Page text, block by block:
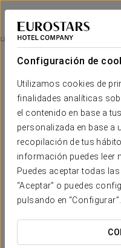
Configuración de
Utilizamos cookies de
finalidades analíticas
el contenido en base a
personalizada en base a
recopilación de tus
información puedes leer
Puedes aceptar todas
“Aceptar” o puedes
pulsando en “Configurar”.
Eurostars Magnificent Mile
CHICAGO
Promociones
50